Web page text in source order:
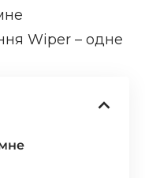
Wiper – одне